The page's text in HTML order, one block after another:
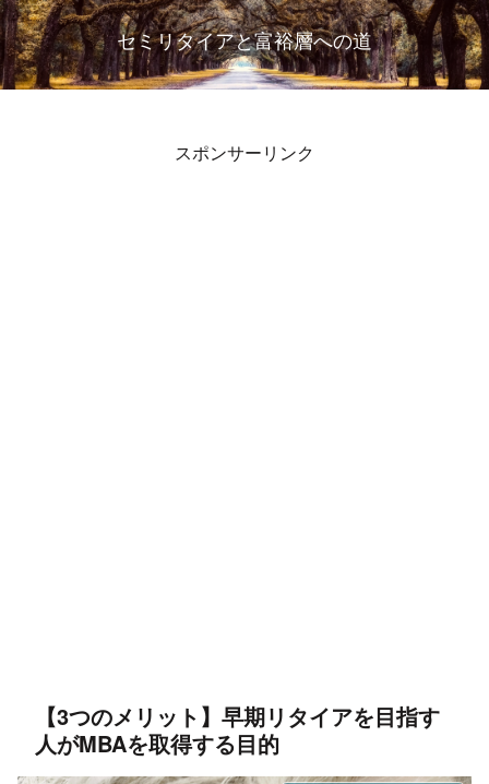
セミリタイアと富裕層への道
スポンサーリンク
【3つのメリット】早期リタイアを目指す
人がMBAを取得する目的